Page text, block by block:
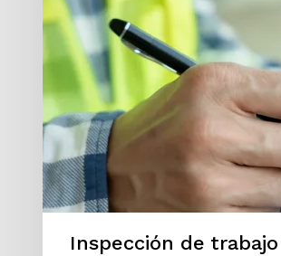
Inspección de trabajo